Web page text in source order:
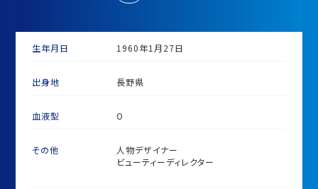
生年月日 1960年1月27日
出身地 長野県
血液型 O
その他
人物デザイナー
ビューティーディレクター